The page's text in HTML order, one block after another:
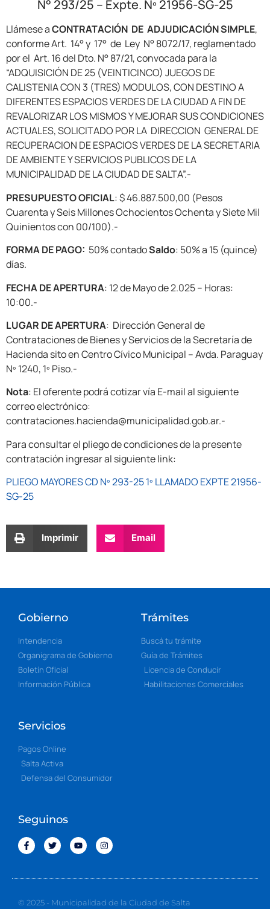
N° 293/25 – Expte. Nº 21956-SG-25
Llámese aCONTRATACIÓN DE ADJUDICACIÓN SIMPLE,
conforme Art. 14° y 17° de Ley N° 8072/17, reglamentado
por el Art. 16 del Dto. N° 87/21, convocada para la
“ADQUISICIÓN DE 25 (VEINTICINCO) JUEGOS DE
CALISTENIA CON 3 (TRES) MODULOS, CON DESTINO A
DIFERENTES ESPACIOS VERDES DE LA CIUDAD A FIN DE
REVALORIZAR LOS MISMOS Y MEJORAR SUS CONDICIONES
ACTUALES, SOLICITADO POR LA DIRECCION GENERAL DE
RECUPERACION DE ESPACIOS VERDES DE LA SECRETARIA
DE AMBIENTE Y SERVICIOS PUBLICOS DE LA
MUNICIPALIDAD DE LA CIUDAD DE SALTA”.-
PRESUPUESTO OFICIAL: $ 46.887.500,00 (Pesos
Cuarenta y Seis Millones Ochocientos Ochenta y Siete Mil
Quinientos con 00/100).-
FORMA DE PAGO: 50% contadoSaldo: 50% a 15 (quince)
días.
FECHA DE APERTURA: 12 de Mayo de 2.025 – Horas:
10:00.-
LUGAR DE APERTURA: Dirección General de
Contrataciones de Bienes y Servicios de la Secretaría de
Hacienda sito en Centro Cívico Municipal – Avda. Paraguay
Nº 1240, 1º Piso.-
Nota: El oferente podrá cotizar vía E-mail al siguiente
correo electrónico:
contrataciones.hacienda@municipalidad.gob.ar.-
Para consultar el pliego de condiciones de la presente
contratación ingresar al siguiente link:
PLIEGO MAYORES CD Nº 293-25 1º LLAMADO EXPTE 21956-
SG-25
Imprimir Email
Gobierno
Intendencia
Organigrama de Gobierno
Boletín Oficial
Información Pública
Trámites
Buscá tu trámite
Guía de Trámites
Licencia de Conducir
Habilitaciones Comerciales
Servicios
Pagos Online
Salta Activa
Defensa del Consumidor
Seguinos
© 2025 - Municipalidad de la Ciudad de Salta